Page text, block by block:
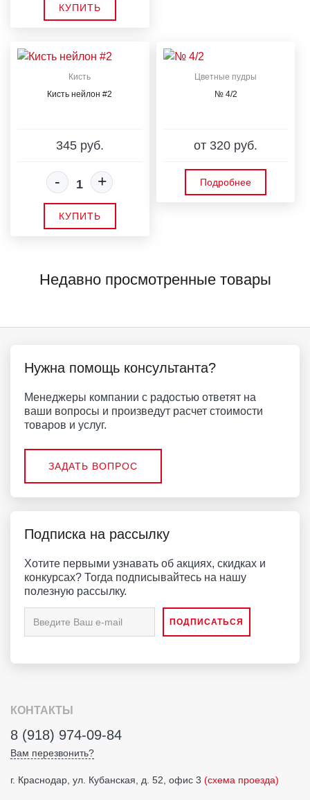
КУПИТЬ
Кисть
Кисть нейлон #2
345 руб.
- +
КУПИТЬ
Цветные пудры
№ 4/2
от 320 руб.
Подробнее
Недавно просмотренные товары
Нужна помощь консультанта?
Менеджеры компании с радостью ответят на
ваши вопросы и произведут расчет стоимости
товаров и услуг.
ЗАДАТЬ ВОПРОС
Подписка на рассылку
Хотите первыми узнавать об акциях, скидках и
конкурсах? Тогда подписывайтесь на нашу
полезную рассылку.
КОНТАКТЫ
8 (918) 974-09-84
Вам перезвонить?
г. Краснодар, ул. Кубанская, д. 52, офис 3 (схема проезда)